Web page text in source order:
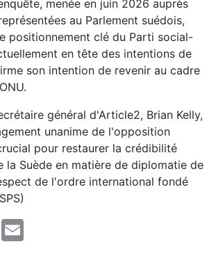
menée en juin 2026 auprès
au Parlement suédois,
positionnement clé du Parti social-
en tête des intentions de
son intention de revenir au cadre
général d'Article2, Brian Kelly,
unanime de l'opposition
pour restaurer la crédibilité
la Suède en matière de diplomatie de
de l'ordre international fondé
Twitter